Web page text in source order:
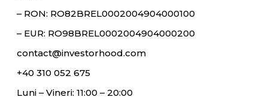
– RON: RO82BREL0002004904000100
– EUR: RO98BREL0002004904000200
contact@investorhood.com
+40 310 052 675
Luni – Vineri: 11:00 – 20:00